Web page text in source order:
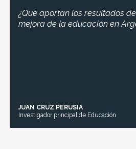
¿Qué aportan los resultados
mejora de la educación en
JUAN CRUZ PERUSIA
Investigador principal de Educación